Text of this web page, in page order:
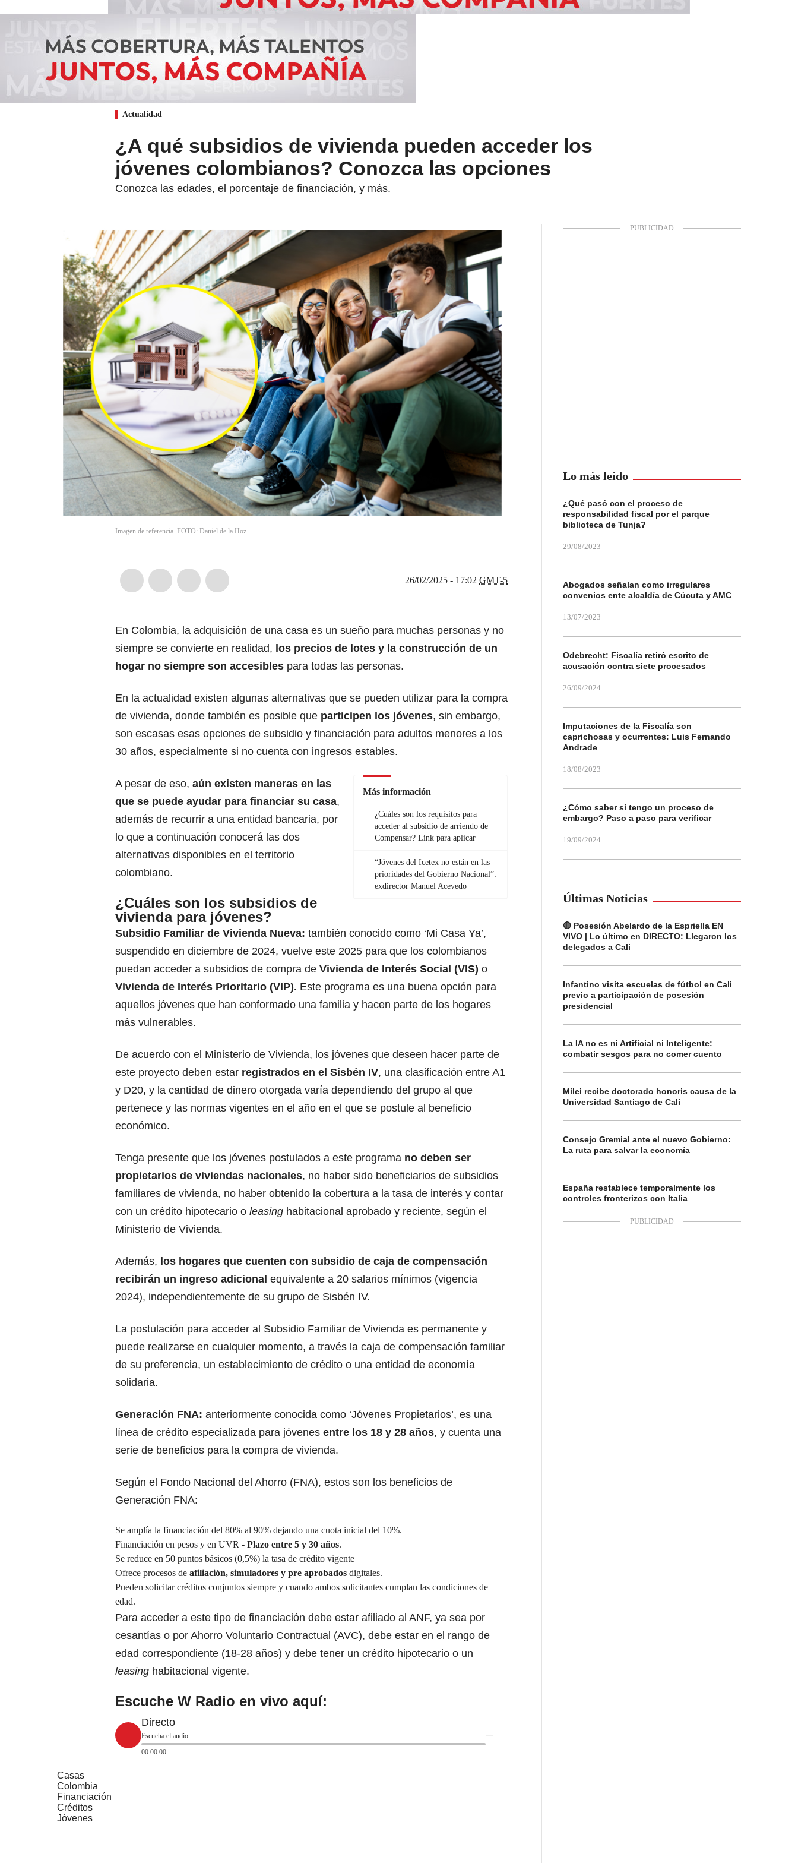
Actualidad
¿A qué subsidios de vivienda pueden acceder los
jóvenes colombianos? Conozca las opciones
Conozca las edades, el porcentaje de financiación, y más.
Imagen de referencia. FOTO: Daniel de la Hoz
26/02/2025 - 17:02 GMT-5
En Colombia, la adquisición de una casa es un sueño para muchas personas y no
siempre se convierte en realidad, los precios de lotes y la construcción de un
hogar no siempre son accesibles para todas las personas.
En la actualidad existen algunas alternativas que se pueden utilizar para la compra
de vivienda, donde también es posible que participen los jóvenes, sin embargo,
son escasas esas opciones de subsidio y financiación para adultos menores a los
30 años, especialmente si no cuenta con ingresos estables.
Más información
¿Cuáles son los requisitos para
acceder al subsidio de arriendo de
Compensar? Link para aplicar
“Jóvenes del Icetex no están en las
prioridades del Gobierno Nacional”:
exdirector Manuel Acevedo
A pesar de eso, aún existen maneras en las
que se puede ayudar para financiar su casa,
además de recurrir a una entidad bancaria, por
lo que a continuación conocerá las dos
alternativas disponibles en el territorio
colombiano.
¿Cuáles son los subsidios de
vivienda para jóvenes?
Subsidio Familiar de Vivienda Nueva: también conocido como ‘Mi Casa Ya’,
suspendido en diciembre de 2024, vuelve este 2025 para que los colombianos
puedan acceder a subsidios de compra de Vivienda de Interés Social (VIS) o
Vivienda de Interés Prioritario (VIP). Este programa es una buena opción para
aquellos jóvenes que han conformado una familia y hacen parte de los hogares
más vulnerables.
De acuerdo con el Ministerio de Vivienda, los jóvenes que deseen hacer parte de
este proyecto deben estar registrados en el Sisbén IV, una clasificación entre A1
y D20, y la cantidad de dinero otorgada varía dependiendo del grupo al que
pertenece y las normas vigentes en el año en el que se postule al beneficio
económico.
Tenga presente que los jóvenes postulados a este programa no deben ser
propietarios de viviendas nacionales, no haber sido beneficiarios de subsidios
familiares de vivienda, no haber obtenido la cobertura a la tasa de interés y contar
con un crédito hipotecario o leasing habitacional aprobado y reciente, según el
Ministerio de Vivienda.
Además, los hogares que cuenten con subsidio de caja de compensación
recibirán un ingreso adicional equivalente a 20 salarios mínimos (vigencia
2024), independientemente de su grupo de Sisbén IV.
La postulación para acceder al Subsidio Familiar de Vivienda es permanente y
puede realizarse en cualquier momento, a través la caja de compensación familiar
de su preferencia, un establecimiento de crédito o una entidad de economía
solidaria.
Generación FNA: anteriormente conocida como ‘Jóvenes Propietarios’, es una
línea de crédito especializada para jóvenes entre los 18 y 28 años, y cuenta una
serie de beneficios para la compra de vivienda.
Según el Fondo Nacional del Ahorro (FNA), estos son los beneficios de
Generación FNA:
Se amplía la financiación del 80% al 90% dejando una cuota inicial del 10%.
Financiación en pesos y en UVR - Plazo entre 5 y 30 años.
Se reduce en 50 puntos básicos (0,5%) la tasa de crédito vigente
Ofrece procesos de afiliación, simuladores y pre aprobados digitales.
Pueden solicitar créditos conjuntos siempre y cuando ambos solicitantes cumplan las condiciones de
edad.
Para acceder a este tipo de financiación debe estar afiliado al ANF, ya sea por
cesantías o por Ahorro Voluntario Contractual (AVC), debe estar en el rango de
edad correspondiente (18-28 años) y debe tener un crédito hipotecario o un
leasing habitacional vigente.
Escuche W Radio en vivo aquí:
Directo
Escucha el audio
00:00:00
Casas
Colombia
Financiación
Créditos
Jóvenes
Lo más leído
¿Qué pasó con el proceso de
responsabilidad fiscal por el parque
biblioteca de Tunja?
29/08/2023
Abogados señalan como irregulares
convenios ente alcaldía de Cúcuta y AMC
13/07/2023
Odebrecht: Fiscalía retiró escrito de
acusación contra siete procesados
26/09/2024
Imputaciones de la Fiscalía son
caprichosas y ocurrentes: Luis Fernando
Andrade
18/08/2023
¿Cómo saber si tengo un proceso de
embargo? Paso a paso para verificar
19/09/2024
Últimas Noticias
🔴 Posesión Abelardo de la Espriella EN
VIVO | Lo último en DIRECTO: Llegaron los
delegados a Cali
Infantino visita escuelas de fútbol en Cali
previo a participación de posesión
presidencial
La IA no es ni Artificial ni Inteligente:
combatir sesgos para no comer cuento
Milei recibe doctorado honoris causa de la
Universidad Santiago de Cali
Consejo Gremial ante el nuevo Gobierno:
La ruta para salvar la economía
España restablece temporalmente los
controles fronterizos con Italia